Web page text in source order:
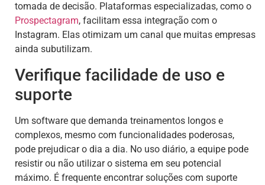
tomada de decisão. Plataformas especializadas, como o
Prospectagram, facilitam essa integração com o
Instagram. Elas otimizam um canal que muitas empresas
ainda subutilizam.
Verifique facilidade de uso e
suporte
Um software que demanda treinamentos longos e
complexos, mesmo com funcionalidades poderosas,
pode prejudicar o dia a dia. No uso diário, a equipe pode
resistir ou não utilizar o sistema em seu potencial
máximo. É frequente encontrar soluções com suporte